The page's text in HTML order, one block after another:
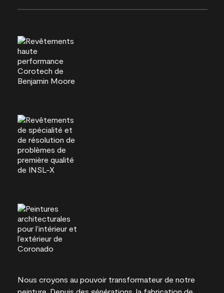
Nous croyons au pouvoir transformateur de notre
peinture. Depuis des générations, la fabrication de